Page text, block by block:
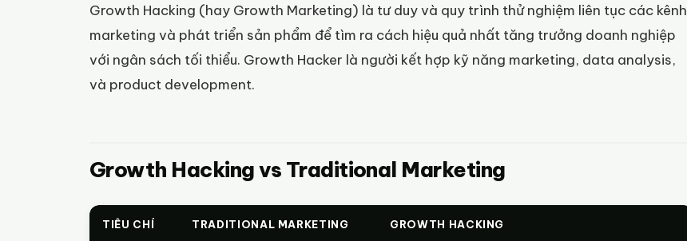
Growth Hacking (hay Growth Marketing) là tư duy và quy trình thử nghiệm liên tục các kênh
marketing và phát triển sản phẩm để tìm ra cách hiệu quả nhất tăng trưởng doanh nghiệp
với ngân sách tối thiểu. Growth Hacker là người kết hợp kỹ năng marketing, data analysis,
và product development.
Growth Hacking vs Traditional Marketing
TIÊU CHÍ TRADITIONAL MARKETING GROWTH HACKING